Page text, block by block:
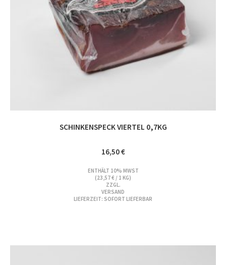
SCHINKENSPECK VIERTEL 0,7KG
16,50€
ENTHÄLT 10% MWST
(23,57€ / 1 KG)
ZZGL.
VERSAND
LIEFERZEIT: SOFORT LIEFERBAR